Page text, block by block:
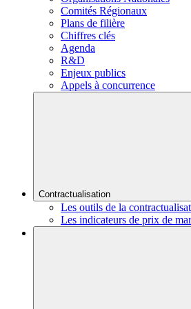
Comités Régionaux
Plans de filière
Chiffres clés
Agenda
R&D
Enjeux publics
Appels à concurrence
Contractualisation
Les outils de la
Les indicateurs de prix de